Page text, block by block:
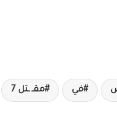
في مقـ.ـتل 7